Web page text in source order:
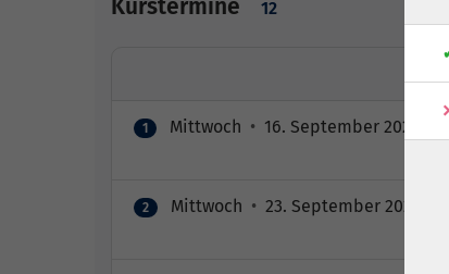
Kurstermine 12
1 Mittwoch • 16. September 2026
2 Mittwoch • 23. September 2026